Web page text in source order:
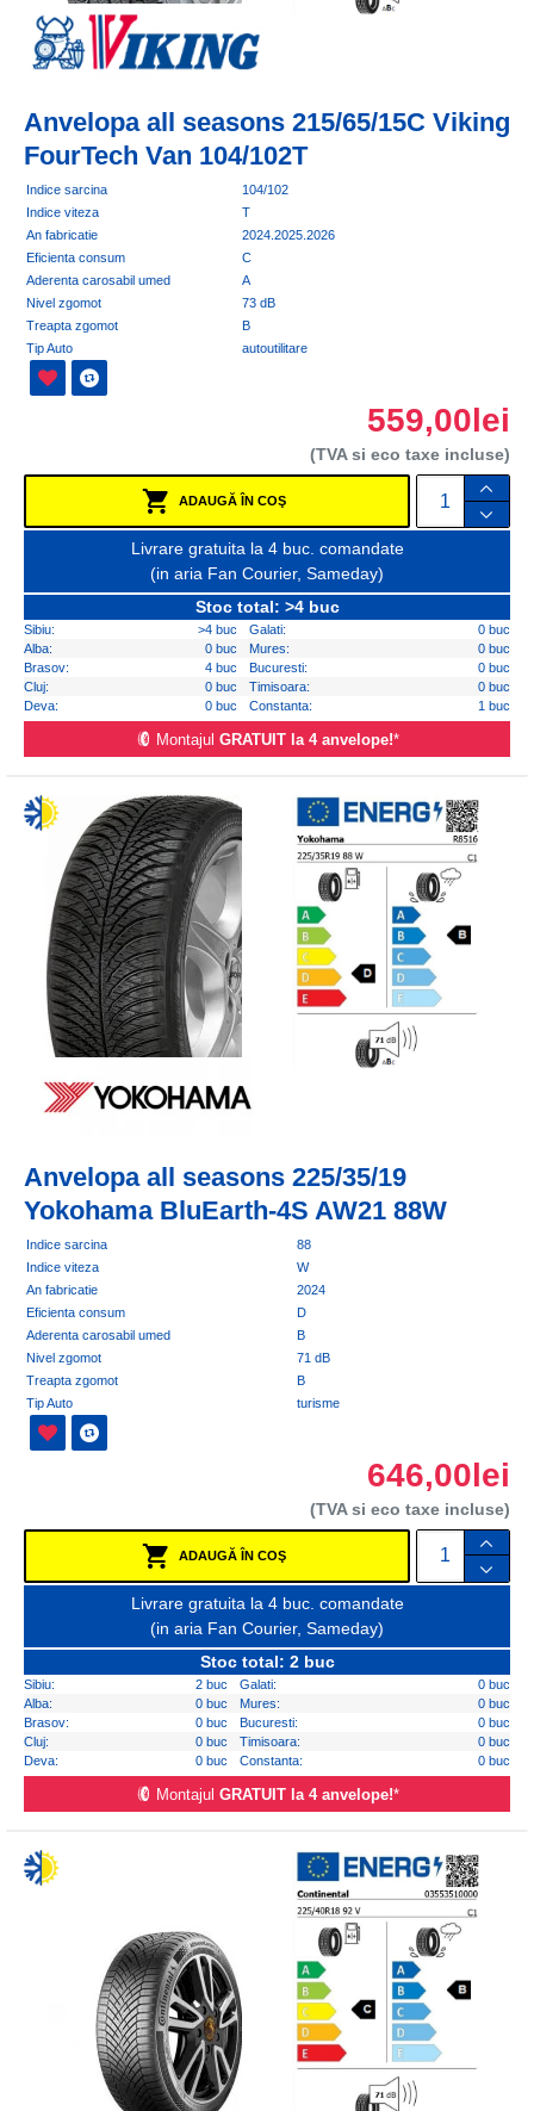
Anvelopa all seasons 215/65/15C Viking
FourTech Van 104/102T
Indice sarcina
104/102
Indice viteza
T
An fabricatie
2024.2025.2026
Eficienta consum
C
Aderenta carosabil umed
A
Nivel zgomot
73 dB
Treapta zgomot
B
Tip Auto
autoutilitare
559,00lei
(TVA si eco taxe incluse)
ADAUGĂ ÎN COŞ
Livrare gratuita la 4 buc. comandate
(in aria Fan Courier, Sameday)
Stoc total: >4 buc
Sibiu: >4 buc Galati:
0 buc
Alba:
0 buc Mures:
0 buc
Brasov:
4 buc Bucuresti:
0 buc
Cluj:
0 buc Timisoara:
0 buc
Deva:
0 buc Constanta: 1 buc
Montajul GRATUIT la 4 anvelope!*
Anvelopa all seasons 225/35/19
Yokohama BluEarth-4S AW21 88W
Indice sarcina
88
Indice viteza
W
An fabricatie
2024
Eficienta consum
D
Aderenta carosabil umed
B
Nivel zgomot
71 dB
Treapta zgomot
B
Tip Auto
turisme
646,00lei
(TVA si eco taxe incluse)
ADAUGĂ ÎN COŞ
Livrare gratuita la 4 buc. comandate
(in aria Fan Courier, Sameday)
Stoc total: 2 buc
Sibiu: 2 buc Galati:
0 buc
Alba:
0 buc Mures:
0 buc
Brasov:
0 buc Bucuresti:
0 buc
Cluj:
0 buc Timisoara:
0 buc
Deva:
0 buc Constanta: 0 buc
Montajul GRATUIT la 4 anvelope!*